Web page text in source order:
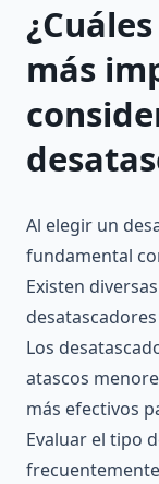
más
Al elegir un
fundamental
Existen
Los
atascos
más efectivos
Evaluar el tipo